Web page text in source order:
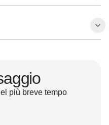
più breve tempo